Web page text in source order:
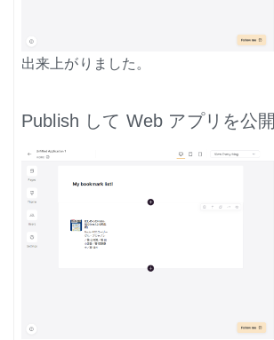
出来上がりました。
Publish して Web アプリを公開